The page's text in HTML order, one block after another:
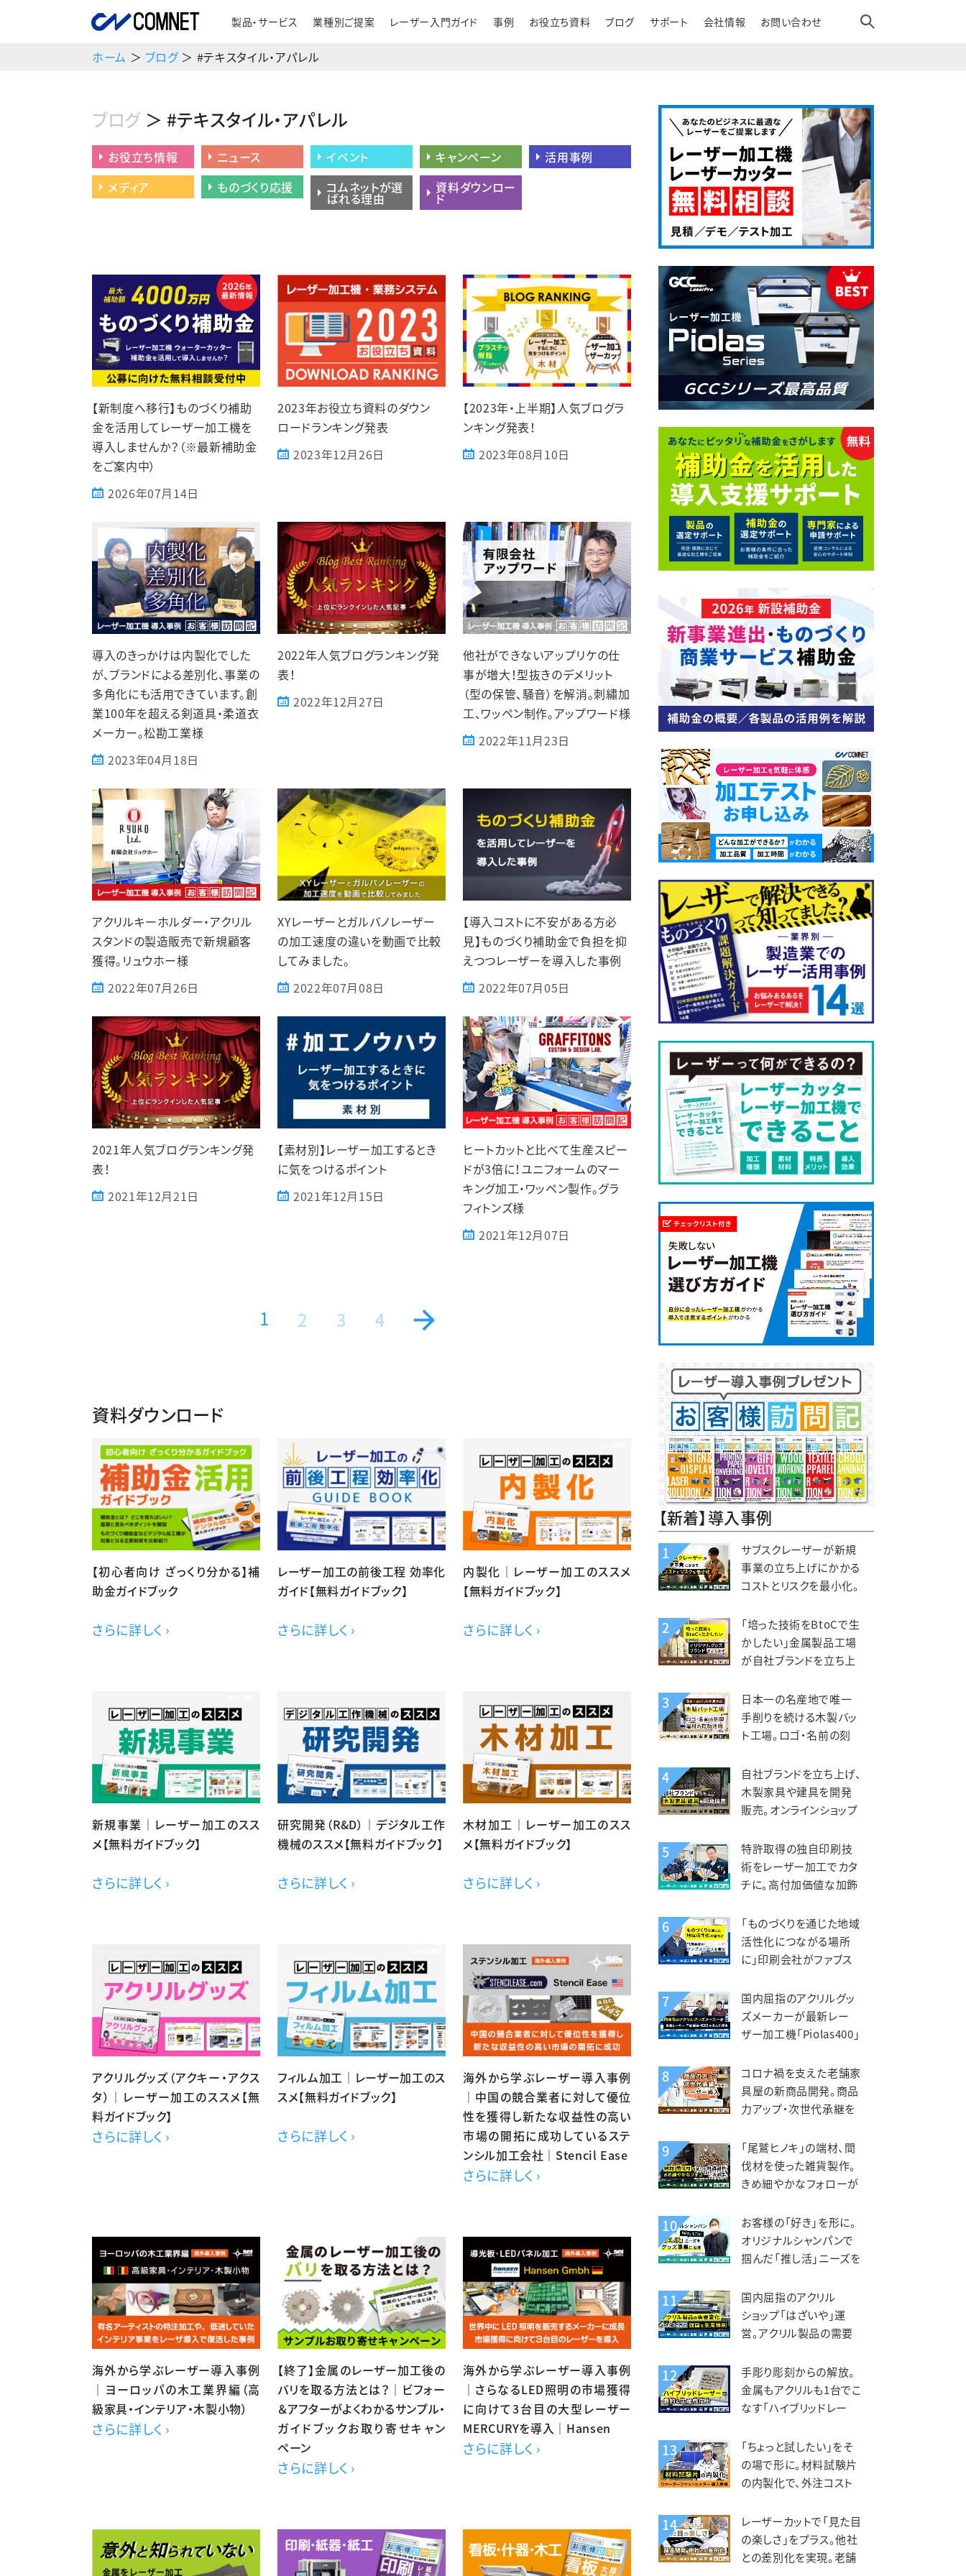
製品・サービス 業種別ご提案 レーザー入門ガイド 事例 お役立ち資料 ブログ サポート 会社情報 お問い合わせ
ホーム ＞ ブログ＞ #テキスタイル・アパレル
ブログ＞ #テキスタイル・アパレル
お役立ち情報 ニュース イベント キャンペーン
活用事例
メディア
ものづくり応援 コムネットが選
ばれる理由
資料ダウンロー
ド
【新制度へ移行】ものづくり補助
金を活用してレーザー加工機を
導入しませんか？（※最新補助金
をご案内中）
2026年07月14日
2023年お役立ち資料のダウン
ロードランキング発表
2023年12月26日
【2023年・上半期】人気ブログラ
ンキング発表！
2023年08月10日
導入のきっかけは内製化でした
が、ブランドによる差別化、事業の
多角化にも活用できています。創
業100年を超える剣道具・柔道衣
メーカー。松勘工業様
2023年04月18日
2022年人気ブログランキング発
表！
2022年12月27日
他社ができないアップリケの仕
事が増大！型抜きのデメリット
（型の保管、騒音）を解消。刺繡加
工、ワッペン制作。アップワード様
2022年11月23日
アクリルキーホルダー・アクリル
スタンドの製造販売で新規顧客
獲得。リュウホー様
2022年07月26日
XYレーザーとガルバノレーザー
の加工速度の違いを動画で比較
してみました。
2022年07月08日
【導入コストに不安がある方必
見】ものづくり補助金で負担を抑
えつつレーザーを導入した事例
2022年07月05日
2021年人気ブログランキング発
表！
2021年12月21日
【素材別】レーザー加工するとき
に気をつけるポイント
2021年12月15日
ヒートカットと比べて生産スピー
ドが3倍に！ユニフォームのマー
キング加工・ワッペン製作。グラ
フィトンズ様
2021年12月07日
1 2 3 4
資料ダウンロード
【初心者向け ざっくり分かる】補
助金ガイドブック
さらに詳しく ›
レーザー加工の前後工程 効率化
ガイド【無料ガイドブック】
さらに詳しく ›
内製化｜レーザー加工のススメ
【無料ガイドブック】
さらに詳しく ›
新規事業｜レーザー加工のスス
メ【無料ガイドブック】
さらに詳しく ›
研究開発（R&D）｜デジタル工作
機械のススメ【無料ガイドブック】
さらに詳しく ›
木材加工｜レーザー加工のスス
メ【無料ガイドブック】
さらに詳しく ›
アクリルグッズ（アクキー・アクス
タ）｜レーザー加工のススメ【無
料ガイドブック】
さらに詳しく ›
フィルム加工｜レーザー加工のス
スメ【無料ガイドブック】
さらに詳しく ›
海外から学ぶレーザー導入事例
｜中国の競合業者に対して優位
性を獲得し新たな収益性の高い
市場の開拓に成功しているステ
ンシル加工会社｜Stencil Ease
さらに詳しく ›
海外から学ぶレーザー導入事例
｜ヨーロッパの木工業界編（高
級家具・インテリア・木製小物）
さらに詳しく ›
【終了】金属のレーザー加工後の
バリを取る方法とは？｜ビフォー
＆アフターがよくわかるサンプル・
ガイドブックお取り寄せキャン
ペーン
さらに詳しく ›
海外から学ぶレーザー導入事例
｜さらなるLED照明の市場獲得
に向けて3台目の大型レーザー
MERCURYを導入｜Hansen
さらに詳しく ›
【新着】導入事例
1
サブスクレーザーが新規
事業の立ち上げにかかる
コストとリスクを最小化。
kiond（キオンド）様
2
「培った技術をBtoCで生
かしたい」金属製品工場
が自社ブランドを立ち上
造販売。錦中央工業様
3
日本一の名産地で唯一
手削りを続ける木製バッ
ト工場。ロゴ・名前の刻
を活用。エスオースポーツ
工業様
4
自社ブランドを立ち上げ、
木製家具や建具を開発
販売。オンラインショップ
大。KIZAIKU C+（阪口銘
木店）様
5
特許取得の独自印刷技
術をレーザー加工でカタ
チに。高付加価値な加飾
柱へ。智昌加工様
6
「ものづくりを通じた地域
活性化につながる場所
に」印刷会社がファブス
や印刷工業様
7
国内屈指のアクリルグッ
ズメーカーが最新レー
ザー加工機「Piolas400」
（北星社グループ）様
8
コロナ禍を支えた老舗家
具屋の新商品開発。商品
力アップ・次世代承継を
津木工様
9
「尾鷲ヒノキ」の端材、間
伐材を使った雑貨製作。
きめ細やかなフォローが
すや様
10
お客様の「好き」を形に。
オリジナルシャンパンで
掴んだ「推し活」ニーズを
インマーケット様
11
国内屈指のアクリル
ショップ「はざいや」運
営。アクリル製品の需要
生産体制。菅原工芸様
12
手彫り彫刻からの解放。
金属もアクリルも1台でこ
なす「ハイブリッドレー
上。トージ工芸様
13
「ちょっと試したい」をそ
の場で形に。材料試験片
の内製化で、外注コスト
両立。フジクリーン様
14
レーザーカットで「見た目
の楽しさ」をプラス。他社
との差別化を実現。老舗